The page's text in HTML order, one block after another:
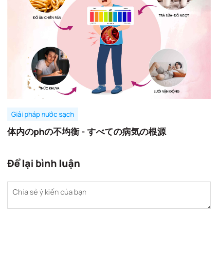
Giải pháp nước sạch
体内のphの不均衡 - すべての病気の根源
Để lại bình luận